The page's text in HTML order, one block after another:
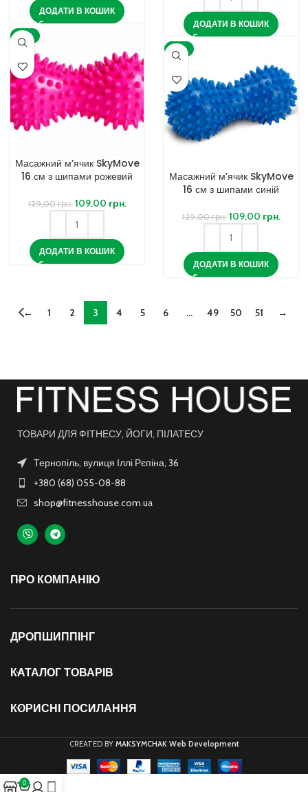
ДОДАТИ В КОШИК
ДОДАТИ В КОШИК
-16%
Масажний м’ячик SkyMove
16 см з шипами рожевий
129,00грн. 109,00 грн.
ДОДАТИ В КОШИК
-16%
Масажний м’ячик SkyMove
16 см з шипами синій
129,00грн. 109,00 грн.
ДОДАТИ В КОШИК
← 1 2 3 4 5 6 … 49 50 51 →
ТОВАРИ ДЛЯ ФІТНЕСУ, ЙОГИ, ПІЛАТЕСУ
Тернопіль, вулиця Іллі Рєпіна, 36
+380 (68) 055-08-88
shop@fitnesshouse.com.ua
ПРО КОМПАНІЮ
ДРОПШИППІНГ
КАТАЛОГ ТОВАРІВ
КОРИСНІ ПОСИЛАННЯ
CREATED BY MAKSYMCHAK Web Development
0